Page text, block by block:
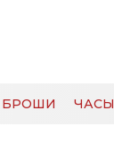
БРОШИ ЧАСЫ